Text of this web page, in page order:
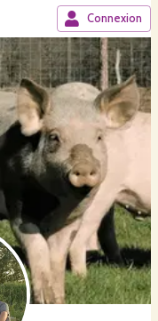
Connexion